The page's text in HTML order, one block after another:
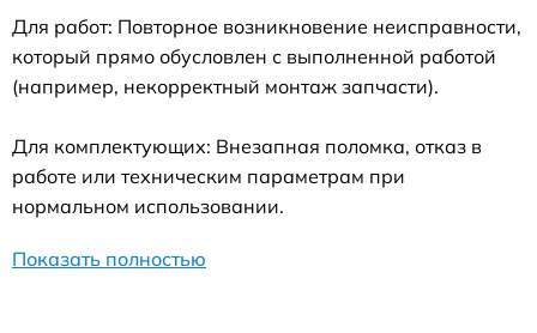
Для работ: Повторное возникновение неисправности,
который прямо обусловлен с выполненной работой
(например, некорректный монтаж запчасти).
Для комплектующих: Внезапная поломка, отказ в
работе или техническим параметрам при
нормальном использовании.
Показать полностью